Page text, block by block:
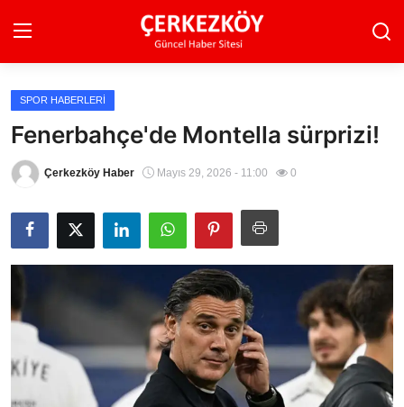
Ana Sayfa
Son Dakika
Magazin Haberleri
Teknoloji Haberleri
Dünya Haberleri
SPOR HABERLERI
Fenerbahçe'de Montella sürprizi!
Çerkezköy Haber Mayıs 29, 2026 - 11:00 0